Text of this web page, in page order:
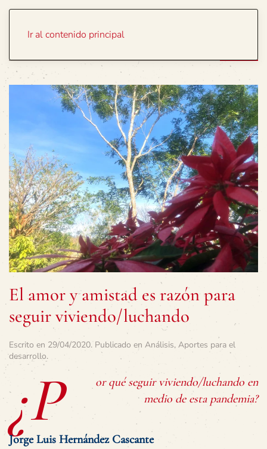
Ir al contenido principal
El amor y amistad es razón para
seguir viviendo/luchando
Escrito en 29/04/2020. Publicado en Análisis, Aportes para el
desarrollo.
¿P
or qué seguir viviendo/luchando en
medio de esta pandemia?
Jorge Luis Hernández Cascante